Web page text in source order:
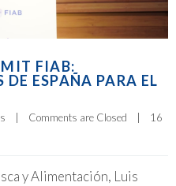
FIAB:
ESPAÑA PARA EL
Comments are Closed
16
y Alimentación, Luis